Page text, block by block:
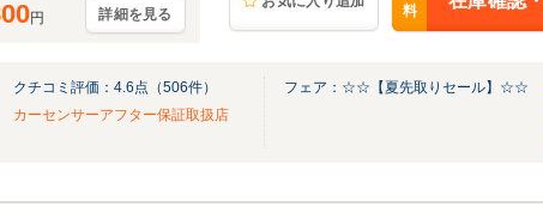
円 詳細を見る
料
クチコミ評価： 4.6点（506件）
カーセンサーアフター保証取扱店
フェア：☆☆【夏先取りセール】☆☆